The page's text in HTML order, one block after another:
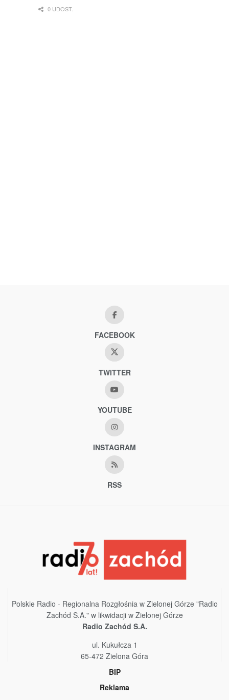
0 UDOST.
FACEBOOK
TWITTER
YOUTUBE
INSTAGRAM
RSS
Polskie Radio - Regionalna Rozgłośnia w Zielonej Górze "Radio
Zachód S.A." w likwidacji w Zielonej Górze
Radio Zachód S.A.
ul. Kukułcza 1
65-472 Zielona Góra
BIP
Reklama